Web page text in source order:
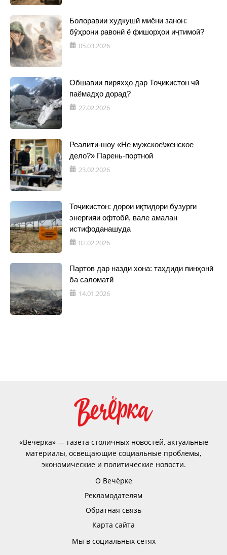
Болоравии худкушӣ миёни занон:
бӯҳрони равонӣ ё фишорҳои иҷтимоӣ?
05.03.2026
Обшавии пиряхҳо дар Тоҷикистон чӣ
паёмадҳо дорад?
27.02.2026
Реалити-шоу «Не мужское\женское
дело?» Парень-портной
23.02.2026
Тоҷикистон: дорои иқтидори бузурги
энергияи офтобӣ, вале амалан
истифоданашуда
02.02.2026
Партов дар назди хона: таҳдиди пинҳонӣ
ба саломатӣ
14.01.2026
«Вечёрка» — газета столичных новостей, актуальные
материалы, освещающие социальные проблемы,
экономические и политические новости.
О Вечёрке
Рекламодателям
Обратная связь
Карта сайта
Мы в социальных сетях